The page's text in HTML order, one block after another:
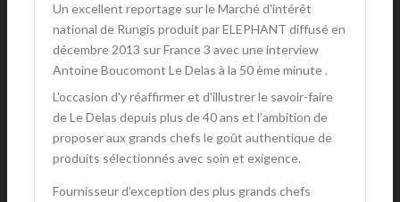
Un excellent reportage sur le Marché d'intérêt
national de Rungis produit par ELEPHANT diffusé en
décembre 2013 sur France 3 avec une interview
Antoine Boucomont Le Delas à la 50 ème minute .
L'occasion d'y réaffirmer et d'illustrer le savoir-faire
de Le Delas depuis plus de 40 ans et l’ambition de
proposer aux grands chefs le goût authentique de
produits sélectionnés avec soin et exigence.
Fournisseur d’exception des plus grands chefs